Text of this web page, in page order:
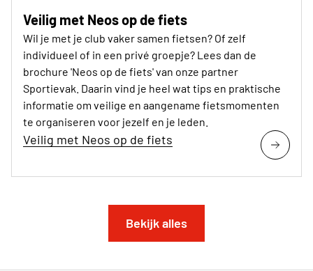
Veilig met Neos op de fiets
Wil je met je club vaker samen fietsen? Of zelf
individueel of in een privé groepje? Lees dan de
brochure 'Neos op de fiets' van onze partner
Sportievak. Daarin vind je heel wat tips en praktische
informatie om veilige en aangename fietsmomenten
te organiseren voor jezelf en je leden.
Veilig met Neos op de fiets
Bekijk alles